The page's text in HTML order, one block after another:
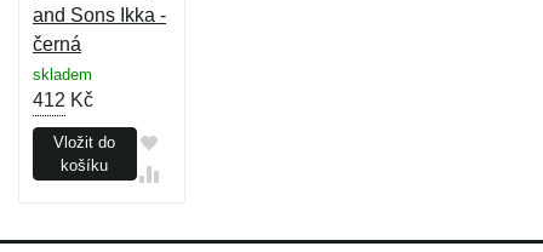
and Sons Ikka -
černá
skladem
412 Kč
Vložit do
košíku